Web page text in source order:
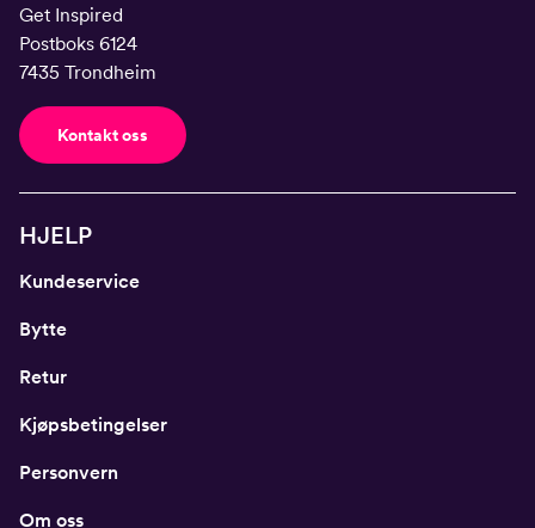
Get Inspired
Postboks 6124
7435 Trondheim
Kontakt oss
HJELP
Kundeservice
Bytte
Retur
Kjøpsbetingelser
Personvern
Om oss